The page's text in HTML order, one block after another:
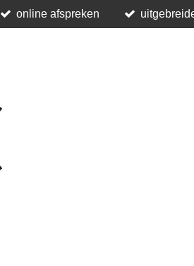
online afspreken